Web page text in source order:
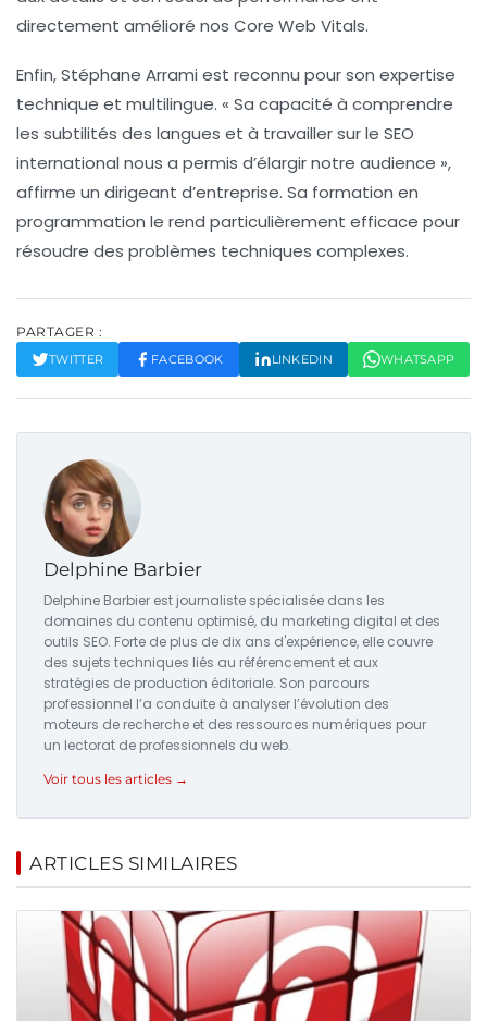
directement amélioré nos Core Web Vitals.
Enfin,Stéphane Arrami est reconnu pour son expertise
technique et multilingue. « Sa capacité à comprendre
les subtilités des langues et à travailler sur le SEO
international nous a permis d’élargir notre audience »,
affirme un dirigeant d’entreprise. Sa formation en
programmation le rend particulièrement efficace pour
résoudre des problèmes techniques complexes.
PARTAGER :
TWITTER FACEBOOK LINKEDIN WHATSAPP
Delphine Barbier
Delphine Barbier est journaliste spécialisée dans les
domaines du contenu optimisé, du marketing digital et des
outils SEO. Forte de plus de dix ans d'expérience, elle couvre
des sujets techniques liés au référencement et aux
stratégies de production éditoriale. Son parcours
professionnel l’a conduite à analyser l’évolution des
moteurs de recherche et des ressources numériques pour
un lectorat de professionnels du web.
Voir tous les articles →
ARTICLES SIMILAIRES